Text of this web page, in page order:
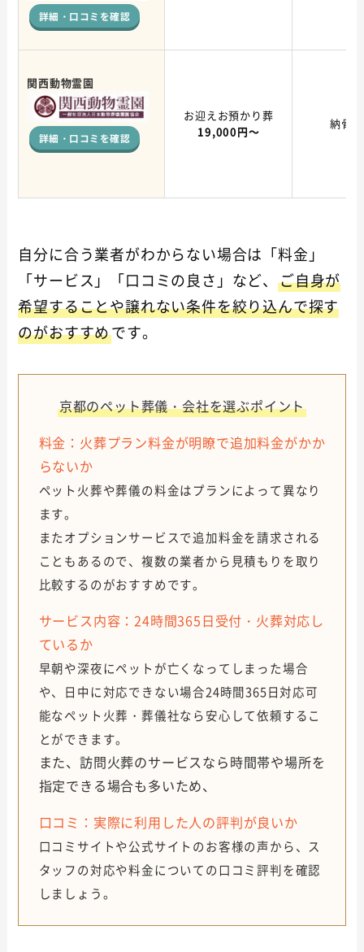
詳細・口コミを確認
関西動物霊園
詳細・口コミを確認
お迎えお預かり葬
19,000円～
納骨
自分に合う業者がわからない場合は「料金」
「サービス」「口コミの良さ」など、 ご自身が
希望することや譲れない条件を絞り込んで探す
のがおすすめです。
京都のペット葬儀・会社を選ぶポイント
料金：火葬プラン料金が明瞭で追加料金がかか
らないか
ペット火葬や葬儀の料金はプランによって異なり
ます。
またオプションサービスで追加料金を請求される
こともあるので、複数の業者から見積もりを取り
比較するのがおすすめです。
サービス内容：24時間365日受付・火葬対応し
ているか
早朝や深夜にペットが亡くなってしまった場合
や、日中に対応できない場合24時間365日対応可
能なペット火葬・葬儀社なら安心して依頼するこ
とができます。
また、訪問火葬のサービスなら時間帯や場所を
指定できる場合も多いため、
口コミ：実際に利用した人の評判が良いか
口コミサイトや公式サイトのお客様の声から、ス
タッフの対応や料金についての口コミ評判を確認
しましょう。